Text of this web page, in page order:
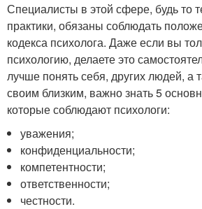
Специалисты в этой сфере, будь то
практики, обязаны соблюдать
кодекса психолога. Даже если вы
психологию, делаете это
лучше понять себя, других людей, а
своим близким, важно знать 5
которые соблюдают психологи:
уважения;
конфиденциальности;
компетентности;
ответственности;
честности.